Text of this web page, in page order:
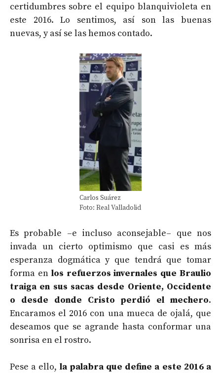
certidumbres sobre el equipo blanquivioleta en
este 2016. Lo sentimos, así son las buenas
nuevas, y así se las hemos contado.
Carlos Suárez
Foto: Real Valladolid
Es probable –e incluso aconsejable– que nos
invada un cierto optimismo que casi es más
esperanza dogmática y que tendrá que tomar
forma en los refuerzos invernales que Braulio
traiga en sus sacas desde Oriente, Occidente
o desde donde Cristo perdió el mechero.
Encaramos el 2016 con una mueca de ojalá, que
deseamos que se agrande hasta conformar una
sonrisa en el rostro.
Pese a ello, la palabra que define a este 2016 a